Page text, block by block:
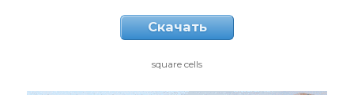
Скачать
square cells